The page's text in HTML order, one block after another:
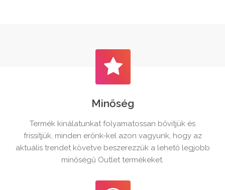
Minőség
Termék kinálatunkat folyamatossan bővitjük és
frissítjük, minden erőnk-kel azon vagyunk, hogy az
aktuális trendet követve beszerezzük a lehető legjobb
minőségű Outlet termékeket.